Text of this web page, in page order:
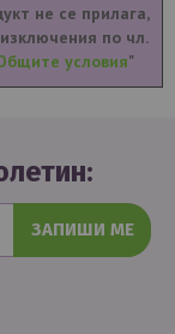
не се прилага,
по чл.
условия"
ЗАПИШИ МЕ